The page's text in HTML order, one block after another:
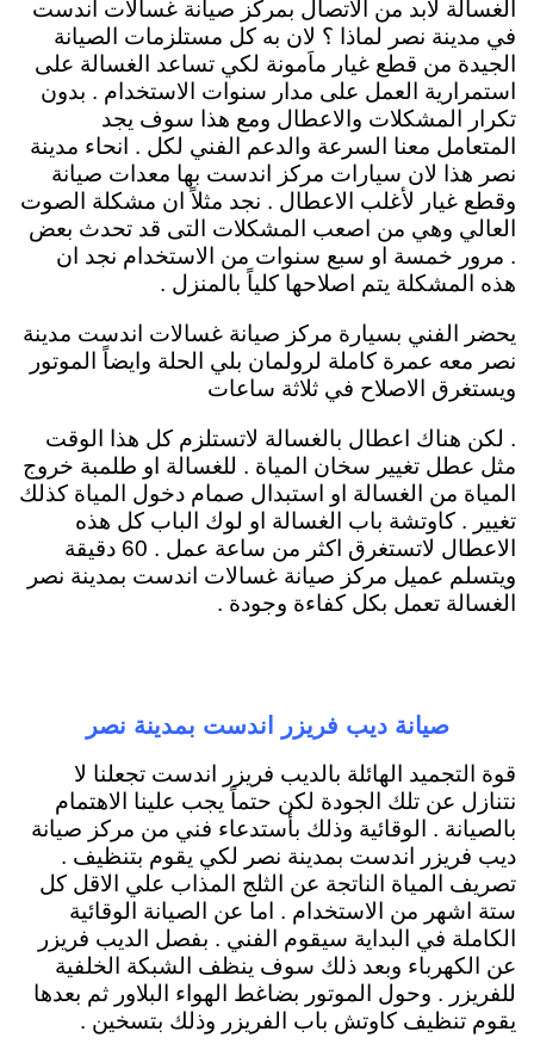
الغسالة لابد من الاتصال بمركز صيانة غسالات اندست
في مدينة نصر لماذا ؟ لان به كل مستلزمات الصيانة
الجيدة من قطع غيار ماَمونة لكي تساعد الغسالة على
استمرارية العمل على مدار سنوات الاستخدام . بدون
تكرار المشكلات والاعطال ومع هذا سوف يجد
المتعامل معنا السرعة والدعم الفني لكل . انحاء مدينة
نصر هذا لان سيارات مركز اندست بها معدات صيانة
وقطع غيار لأغلب الاعطال . نجد مثلاً ان مشكلة الصوت
العالي وهي من اصعب المشكلات التى قد تحدث بعض
. مرور خمسة او سبع سنوات من الاستخدام نجد ان
هذه المشكلة يتم اصلاحها كلياً بالمنزل .
يحضر الفني بسيارة مركز صيانة غسالات اندست مدينة
نصر معه عمرة كاملة لرولمان بلي الحلة وايضاً الموتور
ويستغرق الاصلاح في ثلاثة ساعات
. لكن هناك اعطال بالغسالة لاتستلزم كل هذا الوقت
مثل عطل تغيير سخان المياة . للغسالة او طلمبة خروج
المياة من الغسالة او استبدال صمام دخول المياة كذلك
تغيير . كاوتشة باب الغسالة او لوك الباب كل هذه
الاعطال لاتستغرق اكثر من ساعة عمل . 60 دقيقة
ويتسلم عميل مركز صيانة غسالات اندست بمدينة نصر
الغسالة تعمل بكل كفاءة وجودة .
صيانة ديب فريزر اندست بمدينة نصر
قوة التجميد الهائلة بالديب فريزر اندست تجعلنا لا
نتنازل عن تلك الجودة لكن حتماً يجب علينا الاهتمام
بالصيانة . الوقائية وذلك بأستدعاء فني من مركز صيانة
ديب فريزر اندست بمدينة نصر لكي يقوم بتنظيف .
تصريف المياة الناتجة عن الثلج المذاب علي الاقل كل
ستة اشهر من الاستخدام . اما عن الصيانة الوقائية
الكاملة في البداية سيقوم الفني . بفصل الديب فريزر
عن الكهرباء وبعد ذلك سوف ينظف الشبكة الخلفية
للفريزر . وحول الموتور بضاغط الهواء البلاور ثم بعدها
يقوم تنظيف كاوتش باب الفريزر وذلك بتسخين .